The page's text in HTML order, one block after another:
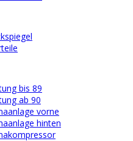
bis 89
ab 90
vorne
hinten